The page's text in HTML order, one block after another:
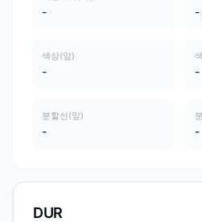
- -
색상(앞)
- -
분할선(앞)
- -
DUR